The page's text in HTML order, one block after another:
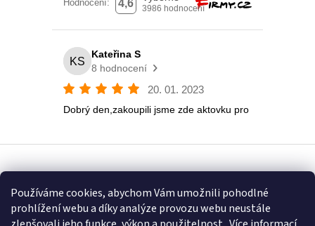
Používáme cookies, abychom Vám umožnili pohodlné
prohlížení webu a díky analýze provozu webu neustále
Copyright 2026Eshop U Terezky. Všechna práva vyhrazena.